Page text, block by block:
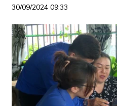
30/09/2024 09:33